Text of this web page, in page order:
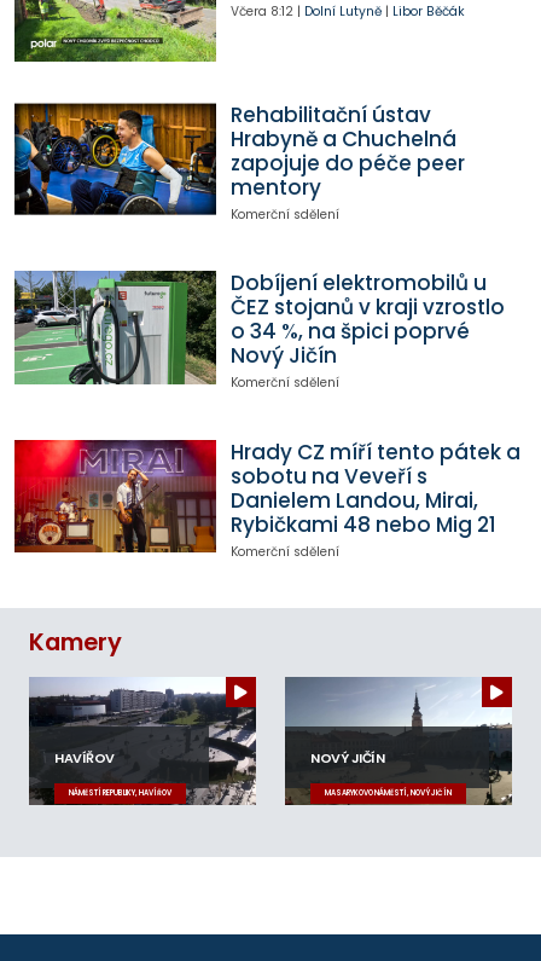
Včera 8:12| Dolní Lutyně| Libor Běčák
Rehabilitační ústav
Hrabyně a Chuchelná
zapojuje do péče peer
mentory
Komerční sdělení
Dobíjení elektromobilů u
ČEZ stojanů v kraji vzrostlo
o 34 %, na špici poprvé
Nový Jičín
Komerční sdělení
Hrady CZ míří tento pátek a
sobotu na Veveří s
Danielem Landou, Mirai,
Rybičkami 48 nebo Mig 21
Komerční sdělení
Kamery
HAVÍŘOV
NÁMĚSTÍ REPUBLIKY, HAVÍŘOV
NOVÝ JIČÍN
MASARYKOVO NÁMĚSTÍ, NOVÝ JIČÍN